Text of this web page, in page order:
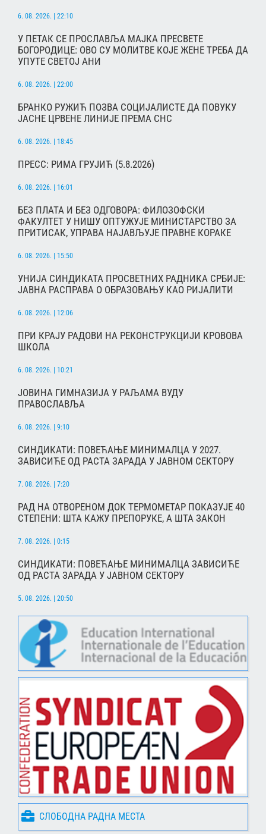
6. 08. 2026. | 22:10
У ПЕТАК СЕ ПРОСЛАВЉА МАЈКА ПРЕСВЕТЕ
БОГОРОДИЦЕ: ОВО СУ МОЛИТВЕ КОЈЕ ЖЕНЕ ТРЕБА ДА
УПУТЕ СВЕТОЈ АНИ
6. 08. 2026. | 22:00
БРАНКО РУЖИЋ ПОЗВА СОЦИЈАЛИСТЕ ДА ПОВУКУ
ЈАСНЕ ЦРВЕНЕ ЛИНИЈЕ ПРЕМА СНС
6. 08. 2026. | 18:45
ПРЕСС: РИМА ГРУЈИЋ (5.8.2026)
6. 08. 2026. | 16:01
БЕЗ ПЛАТА И БЕЗ ОДГОВОРА: ФИЛОЗОФСКИ
ФАКУЛТЕТ У НИШУ ОПТУЖУЈЕ МИНИСТАРСТВО ЗА
ПРИТИСАК, УПРАВА НАЈАВЉУЈЕ ПРАВНЕ КОРАКЕ
6. 08. 2026. | 15:50
УНИЈА СИНДИКАТА ПРОСВЕТНИХ РАДНИКА СРБИЈЕ:
ЈАВНА РАСПРАВА О ОБРАЗОВАЊУ КАО РИЈАЛИТИ
6. 08. 2026. | 12:06
ПРИ КРАЈУ РАДОВИ НА РЕКОНСТРУКЦИЈИ КРОВОВА
ШКОЛА
6. 08. 2026. | 10:21
ЈОВИНА ГИМНАЗИЈА У РАЉАМА ВУДУ
ПРАВОСЛАВЉА
6. 08. 2026. | 9:10
СИНДИКАТИ: ПОВЕЋАЊЕ МИНИМАЛЦА У 2027.
ЗАВИСИЋЕ ОД РАСТА ЗАРАДА У ЈАВНОМ СЕКТОРУ
7. 08. 2026. | 7:20
РАД НА ОТВОРЕНОМ ДОК ТЕРМОМЕТАР ПОКАЗУЈЕ 40
СТЕПЕНИ: ШТА КАЖУ ПРЕПОРУКЕ, А ШТА ЗАКОН
7. 08. 2026. | 0:15
СИНДИКАТИ: ПОВЕЋАЊЕ МИНИМАЛЦА ЗАВИСИЋЕ
ОД РАСТА ЗАРАДА У ЈАВНОМ СЕКТОРУ
5. 08. 2026. | 20:50
СЛОБОДНА РАДНА МЕСТА